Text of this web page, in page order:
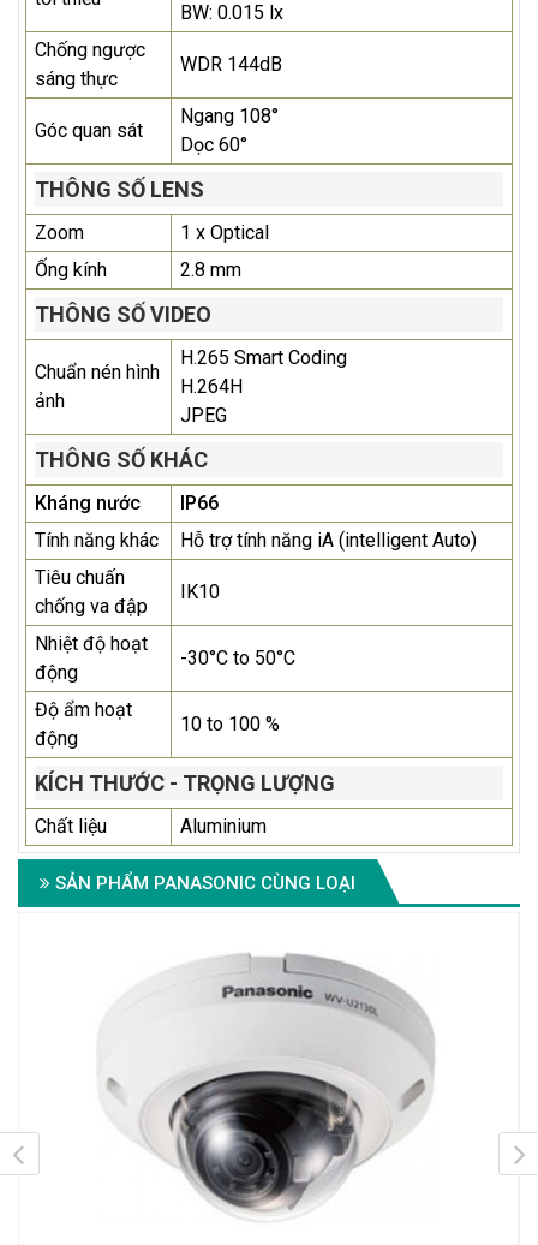
BW: 0.015 lx
Chống ngược
sáng thực
WDR 144dB
Góc quan sát
Ngang 108°
Dọc 60°
THÔNG SỐ LENS
Zoom
1 x Optical
Ống kính
2.8 mm
THÔNG SỐ VIDEO
Chuẩn nén hình
ảnh
H.265 Smart Coding
H.264H
JPEG
THÔNG SỐ KHÁC
Kháng nước
IP66
Tính năng khác
Hỗ trợ tính năng iA (intelligent Auto)
Tiêu chuấn
chống va đập
IK10
Nhiệt độ hoạt
động
-30°C to 50°C
Độ ẩm hoạt
động
10 to 100 %
KÍCH THƯỚC - TRỌNG LƯỢNG
Chất liệu Aluminium
SẢN PHẨM PANASONIC CÙNG LOẠI